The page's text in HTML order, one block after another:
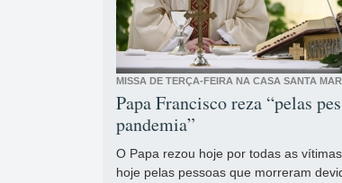
MISSA DE TERÇA-FEIRA NA CASA SANTA
Papa Francisco reza “pelas
pandemia”
O Papa rezou hoje por todas as
hoje pelas pessoas que morreram